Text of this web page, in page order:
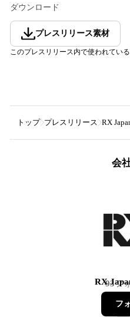
ダウンロード
プレスリリース素材
このプレスリリース内で使われてい
トップ プレスリリース RX
会
RX93フ
フ